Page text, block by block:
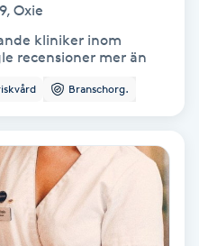
, Oxie
kliniker inom
medicinsk massage" Google recensioner mer än
Branschorg.